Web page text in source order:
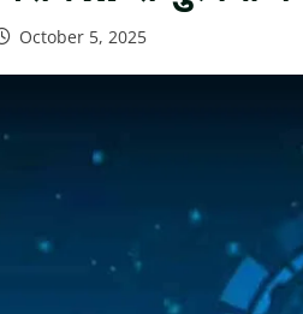
October 5, 2025